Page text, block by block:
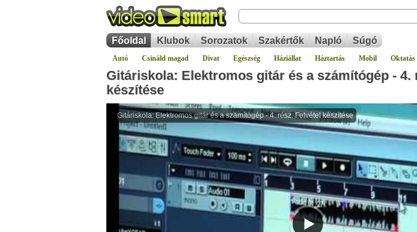
Főoldal Klubok Sorozatok Szakértők Napló Súgó
Autó Csináld magad Divat Egészség Háziállat Háztartás Mobil Oktatás
Gitáriskola: Elektromos gitár és a számítógép - 4.
készítése